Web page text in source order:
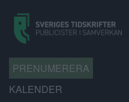
PRENUMERERA
KALENDER